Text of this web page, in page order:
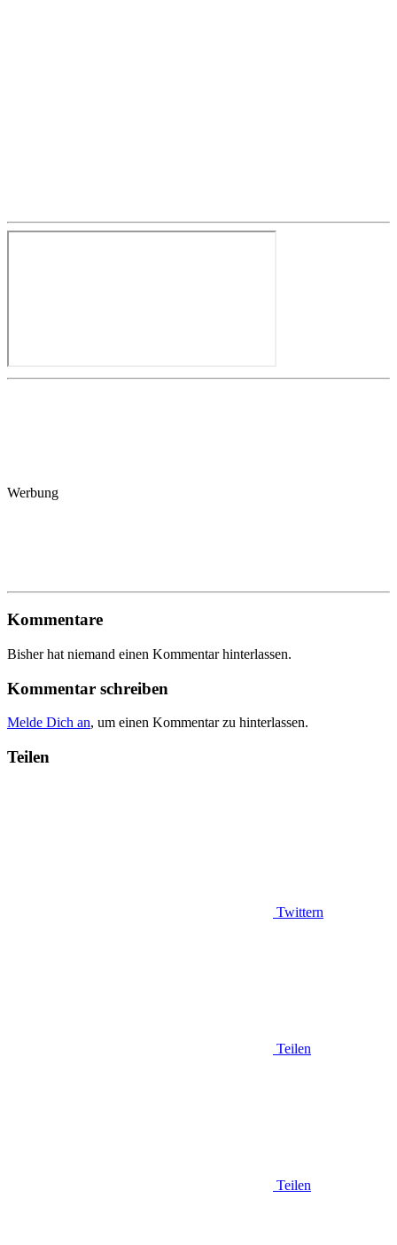
Werbung
Kommentare
Bisher hat niemand einen Kommentar hinterlassen.
Kommentar schreiben
Melde Dich an, um einen Kommentar zu hinterlassen.
Teilen
Twittern
Teilen
Teilen